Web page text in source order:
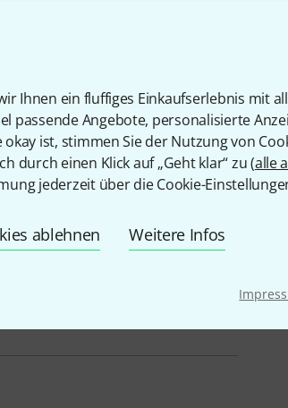
Ihnen ein fluffiges Einkaufserlebnis mit
passende Angebote, personalisierte
okay ist, stimmen Sie der Nutzung von
durch einen Klick auf „Geht klar“ zu (alle
jederzeit über die Cookie-
ablehnen Weitere Infos
1x 5", 1x 1"
Nein
Nein